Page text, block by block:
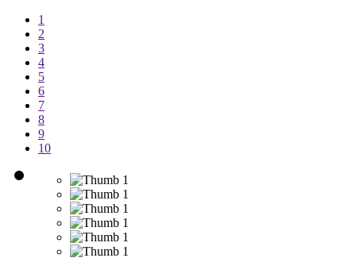
1
2
3
4
5
6
7
8
9
10